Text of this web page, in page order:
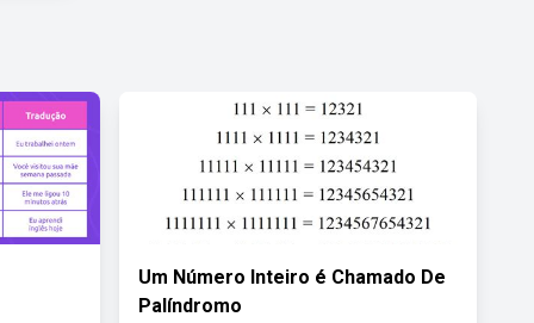
Um Número Inteiro é Chamado De
Palíndromo